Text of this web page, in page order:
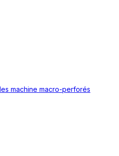
machine macro-perforés